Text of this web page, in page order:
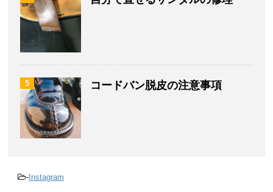
5 コードバン脱皮の注意事項
-Instagram